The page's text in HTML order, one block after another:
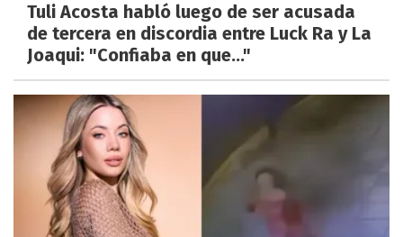
Tuli Acosta habló luego de ser acusada
de tercera en discordia entre Luck Ra y La
Joaqui: "Confiaba en que..."